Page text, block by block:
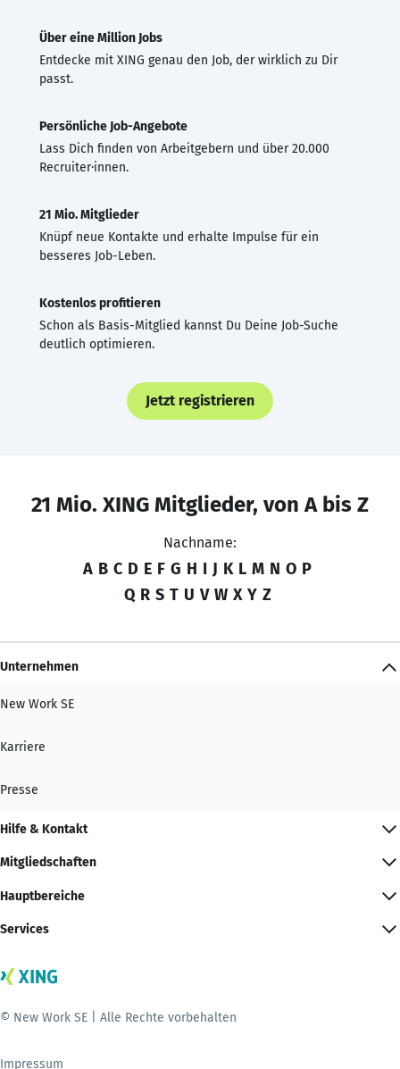
Über eine Million Jobs
Entdecke mit XING genau den Job, der wirklich zu Dir
passt.
Persönliche Job-Angebote
Lass Dich finden von Arbeitgebern und über 20.000
Recruiter·innen.
21 Mio. Mitglieder
Knüpf neue Kontakte und erhalte Impulse für ein
besseres Job-Leben.
Kostenlos profitieren
Schon als Basis-Mitglied kannst Du Deine Job-Suche
deutlich optimieren.
Jetzt registrieren
21 Mio. XING Mitglieder, von A bis Z
Nachname:
A B C D E F G H I J K L M N O P
Q R S T U V W X Y Z
Unternehmen
New Work SE
Karriere
Presse
Hilfe & Kontakt
Mitgliedschaften
Hauptbereiche
Services
© New Work SE | Alle Rechte vorbehalten
Impressum